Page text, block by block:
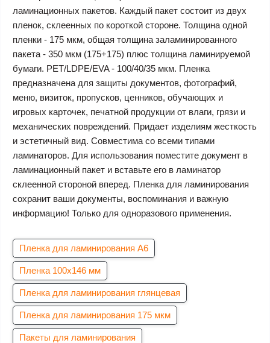
ламинационных пакетов. Каждый пакет состоит из двух
пленок, склеенных по короткой стороне. Толщина одной
пленки - 175 мкм, общая толщина заламинированного
пакета - 350 мкм (175+175) плюс толщина ламинируемой
бумаги. РЕТ/LDPE/EVA - 100/40/35 мкм. Пленка
предназначена для защиты документов, фотографий,
меню, визиток, пропусков, ценников, обучающих и
игровых карточек, печатной продукции от влаги, грязи и
механических повреждений. Придает изделиям жесткость
и эстетичный вид. Совместима со всеми типами
ламинаторов. Для использования поместите документ в
ламинационный пакет и вставьте его в ламинатор
склеенной стороной вперед. Пленка для ламинирования
сохранит ваши документы, воспоминания и важную
информацию! Только для одноразового применения.
Пленка для ламинирования А6
Пленка 100х146 мм
Пленка для ламинирования глянцевая
Пленка для ламинирования 175 мкм
Пакеты для ламинирования